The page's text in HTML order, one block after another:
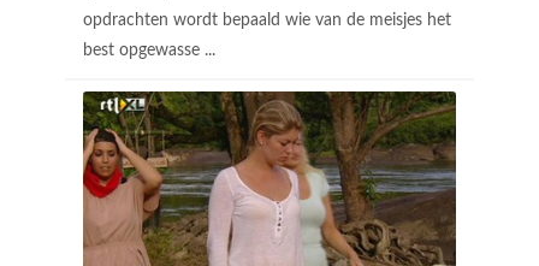
opdrachten wordt bepaald wie van de meisjes het
best opgewasse ...